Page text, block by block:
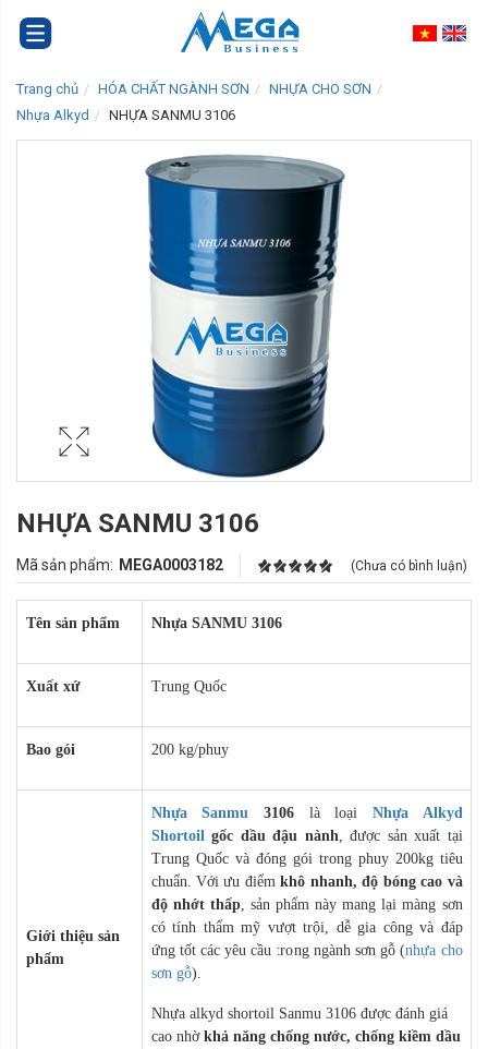
Trang chủ HÓA CHẤT NGÀNH SƠN
NHỰA CHO SƠN
Nhựa Alkyd
NHỰA SANMU 3106
NHỰA SANMU 3106
Mã sản phẩm: MEGA0003182 (Chưa có bình luận)
Tên sản phẩm Nhựa SANMU 3106
Xuất xứ Trung Quốc
Bao gói 200 kg/phuy
Giới thiệu sản
phẩm
Nhựa Sanmu 3106là loại Nhựa Alkyd
Shortoilgốc dầu đậu nành, được sản xuất tại
Trung Quốc và đóng gói trong phuy 200kg tiêu
chuẩn. Với ưu điểmkhô nhanh, độ bóng cao và
độ nhớt thấp, sản phẩm này mang lại màng sơn
có tính thẩm mỹ vượt trội, dễ gia công và đáp
ứng tốt các yêu cầu trong ngành sơn gỗ (nhựa cho
sơn gỗ).
Nhựa alkyd shortoil Sanmu 3106 được đánh giá
cao nhờ khả năng chống nước, chống kiềm dầu